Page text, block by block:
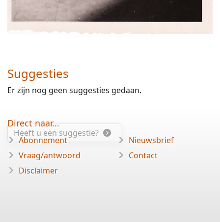
Suggesties
Er zijn nog geen suggesties gedaan.
Heeft u een suggestie?
Direct naar...
Abonnement
Vraag/antwoord
Disclaimer
Nieuwsbrief
Contact